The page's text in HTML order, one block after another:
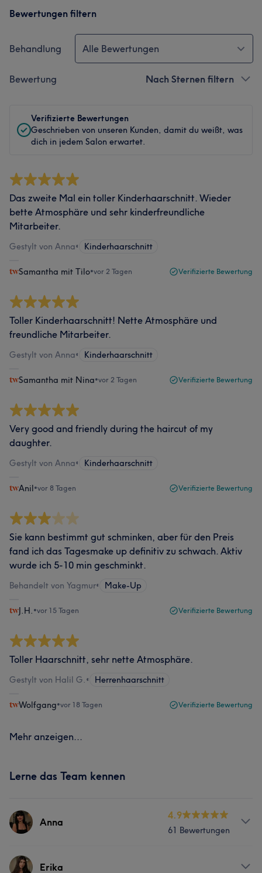
Bewertungen filtern
Behandlung Alle Bewertungen
Bewertung Nach Sternen filtern
Verifizierte Bewertungen
Geschrieben von unseren Kunden, damit du weißt, was
dich in jedem Salon erwartet.
Das zweite Mal ein toller Kinderhaarschnitt. Wieder
bette Atmosphäre und sehr kinderfreundliche
Mitarbeiter.
Gestylt von Anna• Kinderhaarschnitt
Samantha mit Tilo•vor 2 Tagen Verifizierte Bewertung
Toller Kinderhaarschnitt! Nette Atmosphäre und
freundliche Mitarbeiter.
Gestylt von Anna• Kinderhaarschnitt
Samantha mit Nina•vor 2 Tagen Verifizierte Bewertung
Very good and friendly during the haircut of my
daughter.
Gestylt von Anna• Kinderhaarschnitt
Anil•vor 8 Tagen Verifizierte Bewertung
Sie kann bestimmt gut schminken, aber für den Preis
fand ich das Tagesmake up definitiv zu schwach. Aktiv
wurde ich 5-10 min geschminkt.
Behandelt von Yagmur• Make-Up
J.H. •vor 15 Tagen Verifizierte Bewertung
Toller Haarschnitt, sehr nette Atmosphäre.
Gestylt von Halil G.• Herrenhaarschnitt
Wolfgang•vor 18 Tagen Verifizierte Bewertung
Mehr anzeigen...
Lerne das Team kennen
Anna
4.9
61 Bewertungen
Info Erika